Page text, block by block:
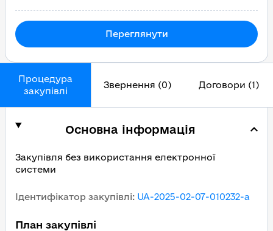
Процедура
закупівлі
Звернення (0) Договори (1)
Основна інформація
Закупівля без використання електронної
системи
Ідентифікатор закупівлі: UA-2025-02-07-010232-a
План закупівлі
Переглянути